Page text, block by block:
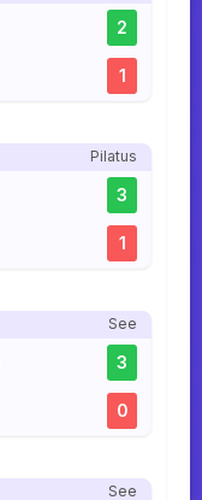
2
1
Pilatus
3
1
See
3
0
See